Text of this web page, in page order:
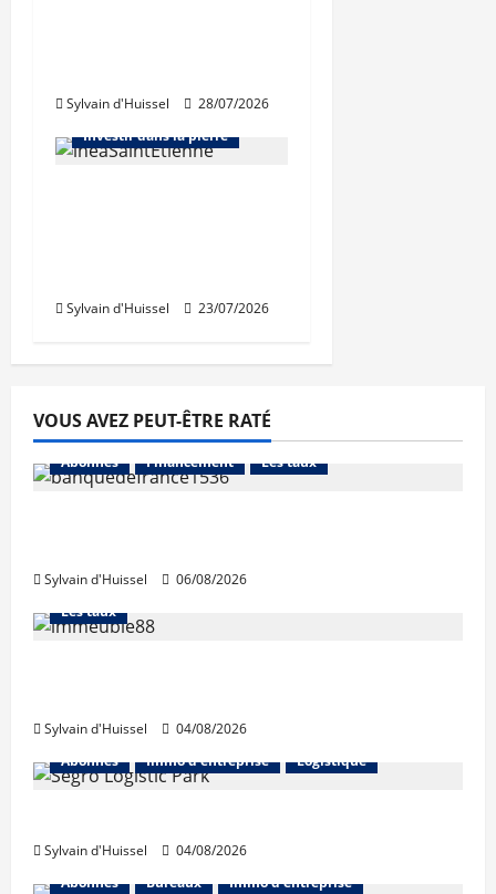
Sylvain d'Huissel 28/07/2026
Bureaux
Immo d'entreprise
Investir dans la pierre
Sylvain d'Huissel 23/07/2026
VOUS AVEZ PEUT-ÊTRE RATÉ
Abonnés Financement Les taux
Sylvain d'Huissel 06/08/2026
Abonnés Financement
Les taux
Sylvain d'Huissel
04/08/2026
Abonnés
Immo d'entreprise Logistique
Sylvain d'Huissel
04/08/2026
Abonnés
Bureaux Immo d'entreprise